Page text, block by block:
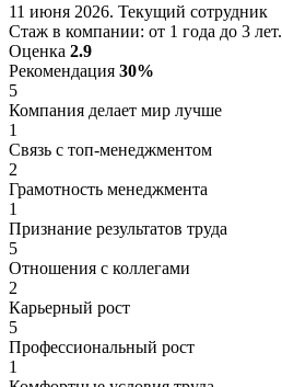
11 июня 2026. Текущий сотрудник
Стаж в компании: от 1 года до 3 лет.
Оценка 2.9
Рекомендация 30%
5
Компания делает мир лучше
1
Связь с топ-менеджментом
2
Грамотность менеджмента
1
Признание результатов труда
5
Отношения с коллегами
2
Карьерный рост
5
Профессиональный рост
1